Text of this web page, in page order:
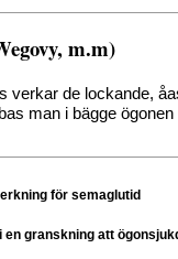
m.m)
verkar de lockande,
man i bägge ögonen
för semaglutid
granskning att